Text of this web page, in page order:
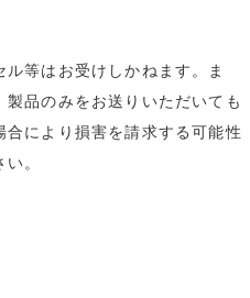
等はお受けしかねます。ま
品のみをお送りいただいても
により損害を請求する可能性
。